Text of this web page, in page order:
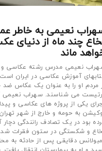
نعیمی به خاطر
چند ماه از دنیای
ماند
نعیمی مدرس رشته عکاسی و
آموزش عکاسی در ایران
مردم او را به عنوان یک عکاس
می شناسند. سهراب نعیمی
یکی از پروژه های عکاسی و
به حومه و خارج از شهر
بود در یک تصادف رانندگی
و شکستگی در ستون فقرات شد.
دقایقی پس از حادثه به